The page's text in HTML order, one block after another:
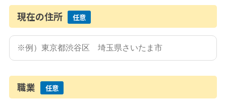
現在の住所 任意
職業 任意